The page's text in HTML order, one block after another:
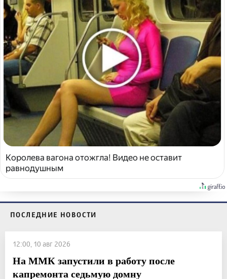
Королева вагона отожгла! Видео не оставит
равнодушным
ПОСЛЕДНИЕ НОВОСТИ
12:00, 10 авг 2026
На ММК запустили в работу после
капремонта седьмую домну